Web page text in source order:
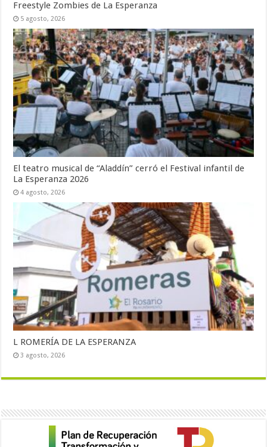
Freestyle Zombies de La Esperanza
5 agosto, 2026
El teatro musical de “Aladdín” cerró el Festival infantil de
La Esperanza 2026
4 agosto, 2026
L ROMERÍA DE LA ESPERANZA
3 agosto, 2026